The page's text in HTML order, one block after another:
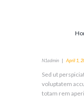
N1admin April 1,
Sed ut
voluptatem
totam rem